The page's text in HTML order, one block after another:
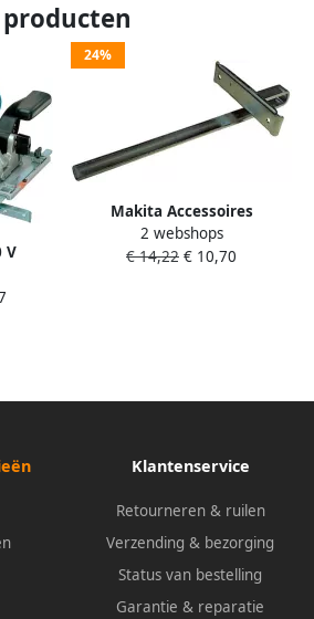
V
24%
Makita Accessoires
Parallelgeleider voor o.a
5903R 5103R 5903RK 165084-
2 webshops
€ 14,22 € 10,70
Klantenservice
Retourneren & ruilen
Verzending & bezorging
Status van bestelling
Garantie & reparatie